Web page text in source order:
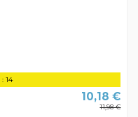
:13
10,18 €
11,98 €